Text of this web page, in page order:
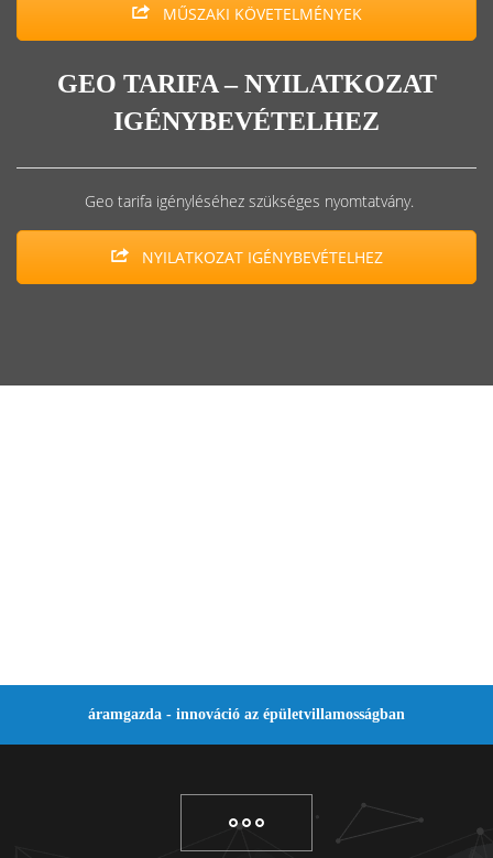
MŰSZAKI KÖVETELMÉNYEK
GEO TARIFA – NYILATKOZAT
IGÉNYBEVÉTELHEZ
Geo tarifa igényléséhez szükséges nyomtatvány.
NYILATKOZAT IGÉNYBEVÉTELHEZ
áramgazda - innováció az épületvillamosságban